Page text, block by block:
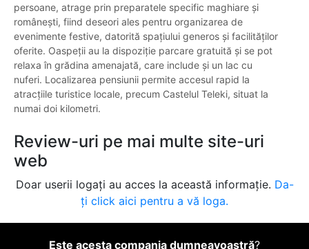
persoane, atrage prin preparatele specific maghiare și
românești, fiind deseori ales pentru organizarea de
evenimente festive, datorită spațiului generos și facilităților
oferite. Oaspeții au la dispoziție parcare gratuită și se pot
relaxa în grădina amenajată, care include și un lac cu
nuferi. Localizarea pensiunii permite accesul rapid la
atracțiile turistice locale, precum Castelul Teleki, situat la
numai doi kilometri.
Review-uri pe mai multe site-uri
web
Doar userii logați au acces la această informație. Da-
ți click aici pentru a vă loga.
Este acesta compania dumneavoastră?